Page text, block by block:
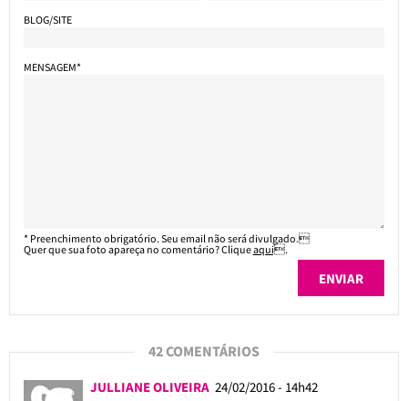
BLOG/SITE
MENSAGEM*
* Preenchimento obrigatório. Seu email não será divulgado.
Quer que sua foto apareça no comentário? Cliqueaqui.
42 COMENTÁRIOS
JULLIANE OLIVEIRA 24/02/2016 - 14h42